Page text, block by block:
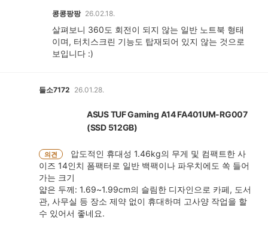
콩콩팡팡 26.02.18.
살펴보니 360도 회전이 되지 않는 일반 노트북 형태
이며, 터치스크린 기능도 탑재되어 있지 않는 것으로
보입니다 :)
들소7172 26.01.28.
ASUS TUF Gaming A14 FA401UM-RG007
(SSD 512GB)
의견
압도적인 휴대성 1.46kg의 무게 및 컴팩트한 사
이즈 14인치 폼팩터로 일반 백팩이나 파우치에도 쏙 들어
가는 크기
얇은 두께: 1.69~1.99cm의 슬림한 디자인으로 카페, 도서
관, 사무실 등 장소 제약 없이 휴대하며 고사양 작업을 할
수 있어서 좋네요.